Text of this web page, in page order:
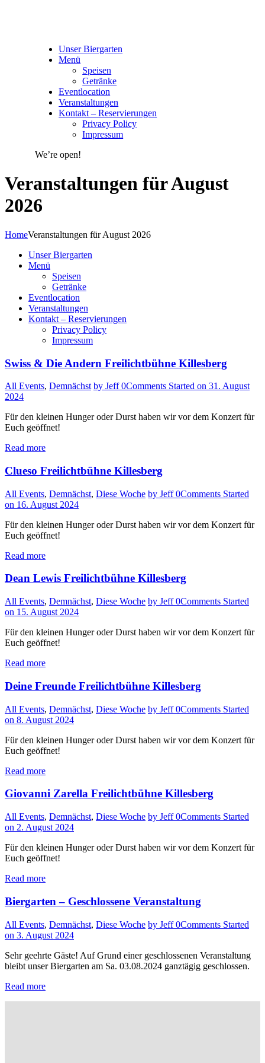
Unser Biergarten
Menü
Speisen
Getränke
Eventlocation
Veranstaltungen
Kontakt – Reservierungen
Privacy Policy
Impressum
We’re open!
Veranstaltungen für August
2026
HomeVeranstaltungen für August 2026
Unser Biergarten
Menü
Speisen
Getränke
Eventlocation
Veranstaltungen
Kontakt – Reservierungen
Privacy Policy
Impressum
Swiss & Die Andern Freilichtbühne Killesberg
All Events, Demnächst by Jeff0Comments Started on 31. August
2024
Für den kleinen Hunger oder Durst haben wir vor dem Konzert für
Euch geöffnet!
Read more
Clueso Freilichtbühne Killesberg
All Events, Demnächst, Diese Woche by Jeff0Comments Started
on 16. August 2024
Für den kleinen Hunger oder Durst haben wir vor dem Konzert für
Euch geöffnet!
Read more
Dean Lewis Freilichtbühne Killesberg
All Events, Demnächst, Diese Woche by Jeff0Comments Started
on 15. August 2024
Für den kleinen Hunger oder Durst haben wir vor dem Konzert für
Euch geöffnet!
Read more
Deine Freunde Freilichtbühne Killesberg
All Events, Demnächst, Diese Woche by Jeff0Comments Started
on 8. August 2024
Für den kleinen Hunger oder Durst haben wir vor dem Konzert für
Euch geöffnet!
Read more
Giovanni Zarella Freilichtbühne Killesberg
All Events, Demnächst, Diese Woche by Jeff0Comments Started
on 2. August 2024
Für den kleinen Hunger oder Durst haben wir vor dem Konzert für
Euch geöffnet!
Read more
Biergarten – Geschlossene Veranstaltung
All Events, Demnächst, Diese Woche by Jeff0Comments Started
on 3. August 2024
Sehr geehrte Gäste! Auf Grund einer geschlossenen Veranstaltung
bleibt unser Biergarten am Sa. 03.08.2024 ganztägig geschlossen.
Read more